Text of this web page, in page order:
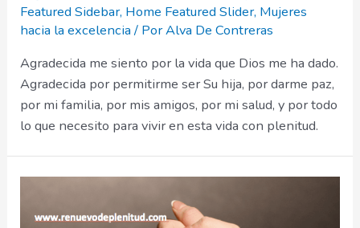
Featured Sidebar, Home Featured Slider, Mujeres
hacia la excelencia/ PorAlva De Contreras
Agradecida me siento por la vida que Dios me ha dado.
Agradecida por permitirme ser Su hija, por darme paz,
por mi familia, por mis amigos, por mi salud, y por todo
lo que necesito para vivir en esta vida con plenitud.